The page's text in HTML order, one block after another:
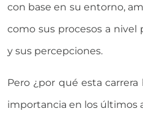
con base en su entorno,
como sus procesos a nivel
y sus percepciones.
Pero ¿por qué esta
importancia en los últimos